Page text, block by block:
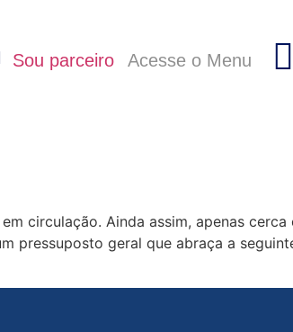
Sou parceiro Acesse o Menu
circulação. Ainda assim, apenas cerca
pressuposto geral que abraça a